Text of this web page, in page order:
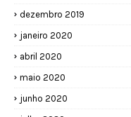
dezembro 2019
janeiro 2020
abril 2020
maio 2020
junho 2020